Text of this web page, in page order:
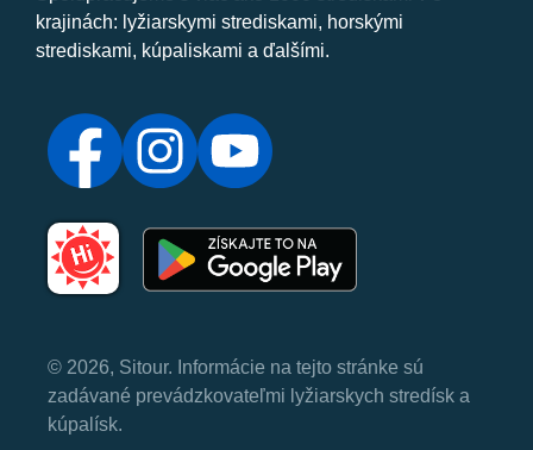
krajinách: lyžiarskymi strediskami, horskými
strediskami, kúpaliskami a ďalšími.
© 2026, Sitour. Informácie na tejto stránke sú
zadávané prevádzkovateľmi lyžiarskych stredísk a
kúpalísk.